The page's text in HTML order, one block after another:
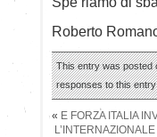
Roberto
This entry was posted
responses to this
« E FORZA ITALIA